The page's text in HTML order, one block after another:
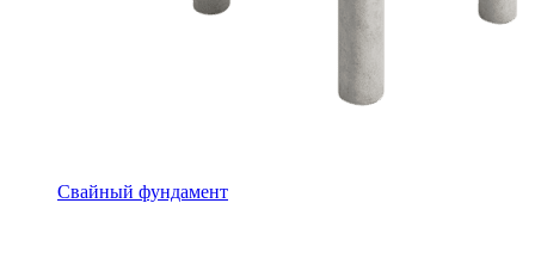
Свайный фундамент